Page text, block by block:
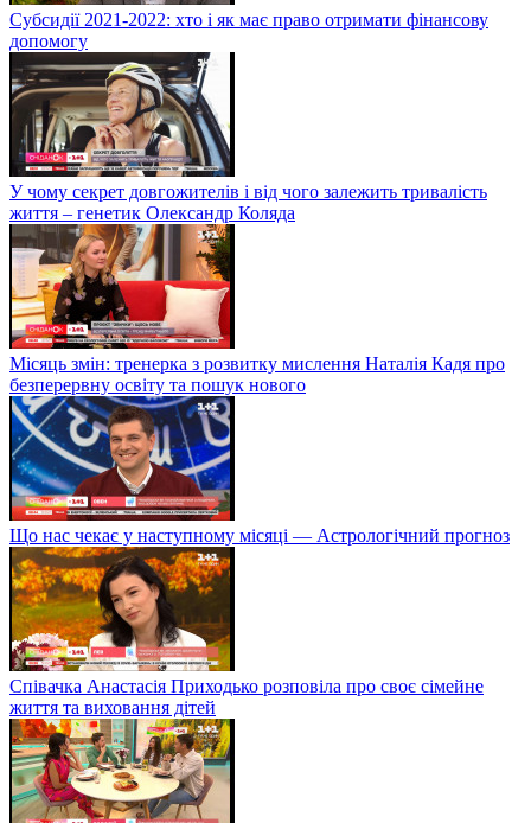
Субсидії 2021-2022: хто і як має право отримати фінансову
допомогу
У чому секрет довгожителів і від чого залежить тривалість
життя – генетик Олександр Коляда
Місяць змін: тренерка з розвитку мислення Наталія Кадя про
безперервну освіту та пошук нового
Що нас чекає у наступному місяці — Астрологічний прогноз
Співачка Анастасія Приходько розповіла про своє сімейне
життя та виховання дітей